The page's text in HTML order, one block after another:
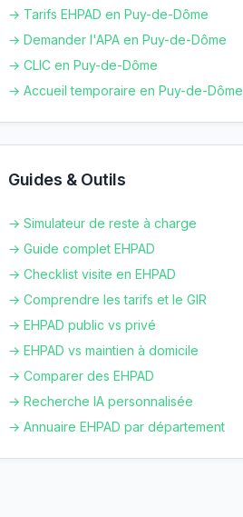
→ Tarifs EHPAD en Puy-de-Dôme
→ Demander l'APA en Puy-de-Dôme
→ CLIC en Puy-de-Dôme
→ Accueil temporaire en Puy-de-Dôme
Guides & Outils
→ Simulateur de reste à charge
→ Guide complet EHPAD
→ Checklist visite en EHPAD
→ Comprendre les tarifs et le GIR
→ EHPAD public vs privé
→ EHPAD vs maintien à domicile
→ Comparer des EHPAD
→ Recherche IA personnalisée
→ Annuaire EHPAD par département